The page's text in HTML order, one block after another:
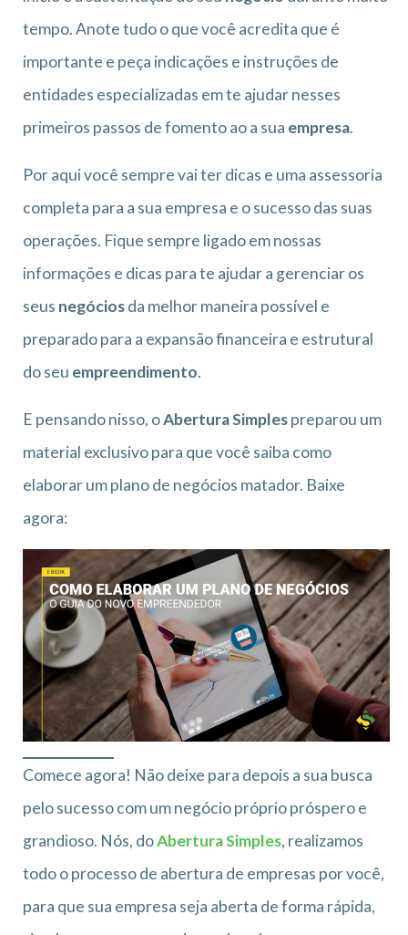
tempo. Anote tudo o que você acredita que é
importante e peça indicações e instruções de
entidades especializadas em te ajudar nesses
primeiros passos de fomento ao a sua empresa.
Por aqui você sempre vai ter dicas e uma assessoria
completa para a sua empresa e o sucesso das suas
operações. Fique sempre ligado em nossas
informações e dicas para te ajudar a gerenciar os
seus negóciosda melhor maneira possível e
preparado para a expansão financeira e estrutural
do seu empreendimento.
E pensando nisso, oAbertura Simplespreparou um
material exclusivo para que você saiba como
elaborar um plano de negócios matador. Baixe
agora:
Comece agora! Não deixe para depois a sua busca
pelo sucesso com um negócio próprio próspero e
grandioso. Nós, doAbertura Simples, realizamos
todo o processo de abertura de empresas por você,
para que sua empresa seja aberta de forma rápida,